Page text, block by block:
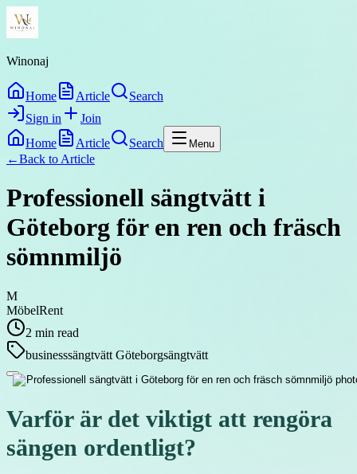
Winonaj
Home Article
Search
Sign in
Join
Home
Article Search Menu
←Back to Article
Professionell sängtvätt i
Göteborg för en ren och fräsch
sömnmiljö
M
MöbelRent
2 min read
businesssängtvätt Göteborgsängtvätt
Varför är det viktigt att rengöra
sängen ordentligt?